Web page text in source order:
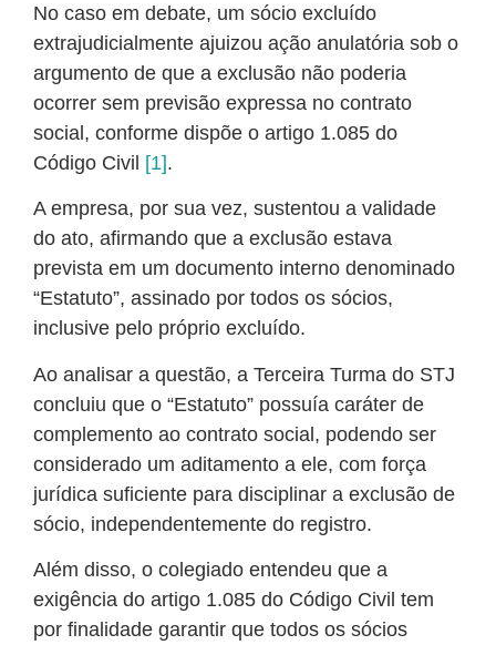
No caso em debate, um sócio excluído
extrajudicialmente ajuizou ação anulatória sob o
argumento de que a exclusão não poderia
ocorrer sem previsão expressa no contrato
social, conforme dispõe o artigo 1.085 do
Código Civil [1].
A empresa, por sua vez, sustentou a validade
do ato, afirmando que a exclusão estava
prevista em um documento interno denominado
“Estatuto”, assinado por todos os sócios,
inclusive pelo próprio excluído.
Ao analisar a questão, a Terceira Turma do STJ
concluiu que o “Estatuto” possuía caráter de
complemento ao contrato social, podendo ser
considerado um aditamento a ele, com força
jurídica suficiente para disciplinar a exclusão de
sócio, independentemente do registro.
Além disso, o colegiado entendeu que a
exigência do artigo 1.085 do Código Civil tem
por finalidade garantir que todos os sócios